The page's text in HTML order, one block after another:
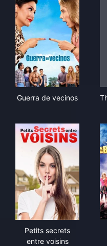
Guerra de vecinos
Petits secrets
entre voisins